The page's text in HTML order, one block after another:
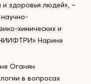
здоровья людей», –
химических и
Нарине
Оганян
в вопросах